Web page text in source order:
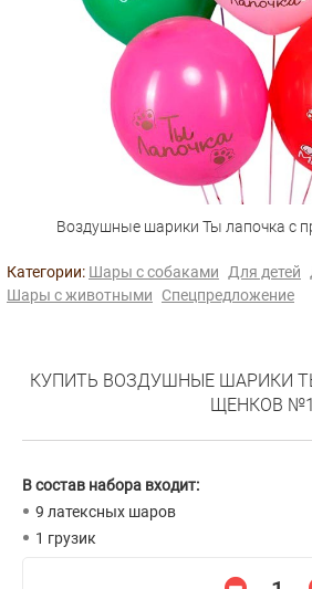
Воздушные шарики Ты лапочка с
Категории: Шары с собаками Для детей
Шары с животными
Спецпредложение
КУПИТЬ ВОЗДУШНЫЕ ШАРИКИ
ЩЕНКОВ
В состав набора входит:
9 латексных шаров
1 грузик